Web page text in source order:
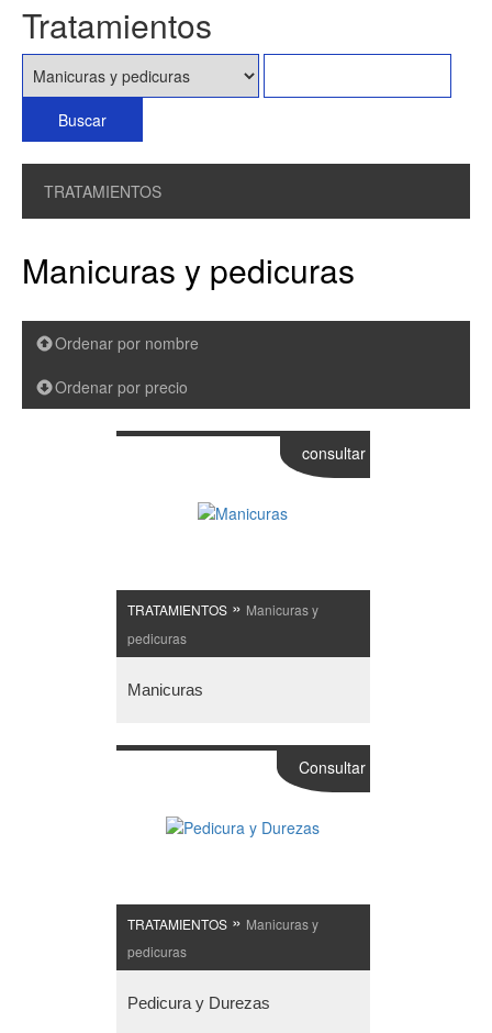
Tratamientos
TRATAMIENTOS
Manicuras y pedicuras
Ordenar por nombre
Ordenar por precio
TRATAMIENTOS» Manicuras y
pedicuras
Manicuras
consultar
TRATAMIENTOS» Manicuras y
pedicuras
Pedicura y Durezas
Consultar